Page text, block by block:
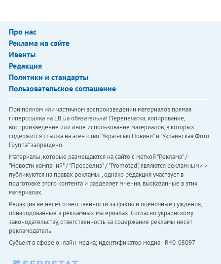
Про нас
Реклама на сайте
Ивенты
Редакция
Политики и стандарты
Пользовательское соглашение
При полном или частичном воспроизведении материалов прямая
гиперссылка на LB.ua обязательна! Перепечатка, копирование,
воспроизведение или иное использование материалов, в которых
содержится ссылка на агентство "Українськi Новини" и "Украинская Фото
Группа" запрещено.
Материалы, которые размещаются на сайте с меткой "Реклама" /
"Новости компаний" / "Пресрелиз" / "Promoted", являются рекламными и
публикуются на правах рекламы. , однако редакция участвует в
подготовке этого контента и разделяет мнения, высказанные в этих
материалах.
Редакция не несет ответственности за факты и оценочные суждения,
обнародованные в рекламных материалах. Согласно украинскому
законодательству, ответственность за содержание рекламы несет
рекламодатель.
Субъект в сфере онлайн-медиа; идентификатор медиа - R40-05097